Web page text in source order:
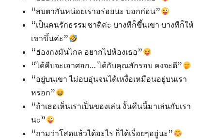
“สบตากันหน่อยเราอร่อยนะ บอกก่อน”
“เป็นคนรักธรรมชาติค่ะ บางทีก็ขึ้นเขา บางทีก็ให้
เขาขึ้นค่ะ”
“ฮ่องกงมันไกล อยากไปห้องเธอ”
“ได้คืบจะเอาศอก… ได้กับคุณสักรอบ คงจะดี”
“อยู่บนเขา ไม่อบอุ่นจนได้เหงื่อเหมือนอยู่บนเรา
หรอก”
“ถ้าเธอเห็นเราเป็นของเล่น งั้นคืนนี้มาเล่นกับเรา
นะ”
“ถามว่าโสดแล้วได้อะไร ก็ได้เรื่อยๆอยู่นะ”